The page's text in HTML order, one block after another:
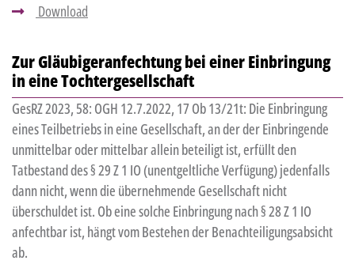
Download
Zur Gläubigeranfechtung bei einer Einbringung
in eine Tochtergesellschaft
GesRZ 2023, 58: OGH 12.7.2022, 17 Ob 13/21t: Die Einbringung
eines Teilbetriebs in eine Gesellschaft, an der der Einbringende
unmittelbar oder mittelbar allein beteiligt ist, erfüllt den
Tatbestand des § 29 Z 1 IO (unentgeltliche Verfügung) jedenfalls
dann nicht, wenn die übernehmende Gesellschaft nicht
überschuldet ist. Ob eine solche Einbringung nach § 28 Z 1 IO
anfechtbar ist, hängt vom Bestehen der Benachteiligungsabsicht
ab.